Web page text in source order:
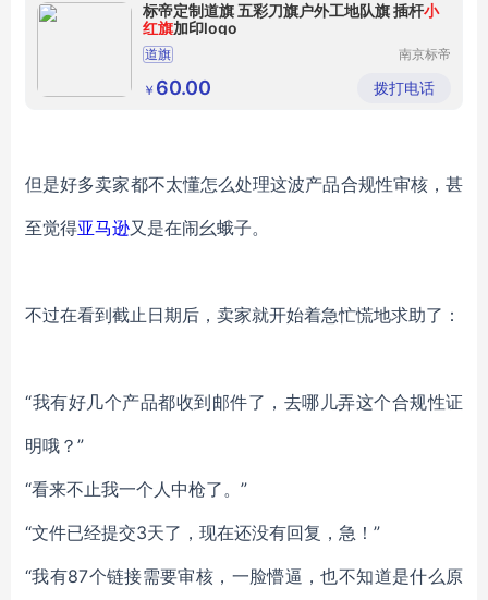
标帝定制道旗 五彩刀旗户外工地队旗 插杆小
红旗加印logo
道旗
南京标帝
工程有限
公司
￥ 60.00 拨打电话
但是好多卖家都不太懂怎么处理这波产品合规性审核，甚
至觉得亚马逊又是在闹幺蛾子。
不过在看到截止日期后，卖家就开始着急忙慌地求助了：
“我有好几个产品都收到邮件了，去哪儿弄这个合规性证
明哦？”
“看来不止我一个人中枪了。”
“文件已经提交3天了，现在还没有回复，急！”
“我有87个链接需要审核，一脸懵逼，也不知道是什么原